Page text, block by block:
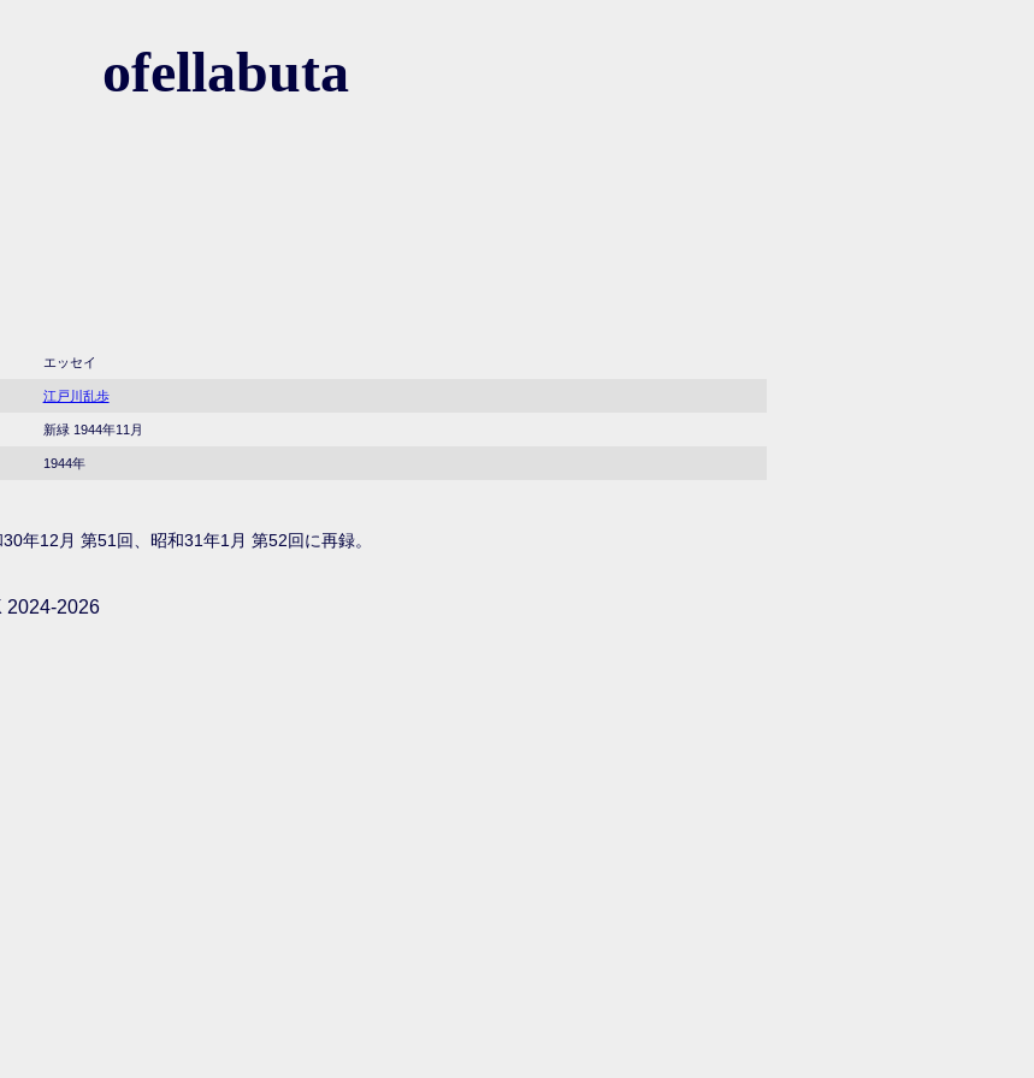
ofellabuta
エッセイ
江戸川乱歩
新緑 1944年11月
1944年
年12月 第51回、昭和31年1月 第52回に再録。
2024-2026